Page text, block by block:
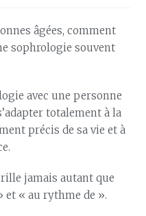
âgées, comment
sophrologie souvent
avec une personne
totalement à la
précis de sa vie et à
jamais autant que
et « au rythme de ».